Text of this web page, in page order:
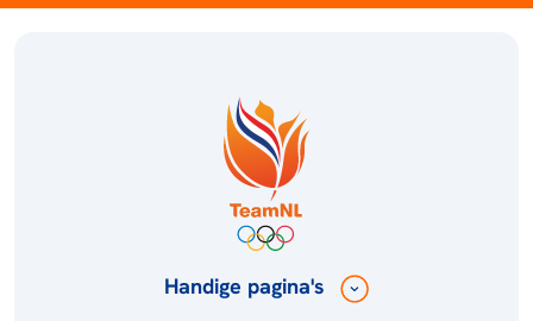
Handige pagina's